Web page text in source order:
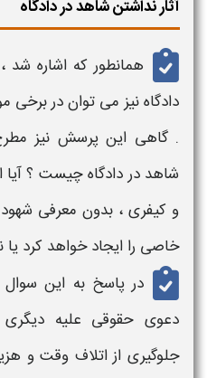
آثار نداشتن شاهد در دادگاه
همانطور که اشاره شد
دادگاهنیز می توان در برخی
. گاهی این پرسش نیز
شاهد در دادگاه چیست ؟
و کیفری ، بدون معرفی شهود
خاصی را ایجاد خواهد کرد یا
در پاسخ به این سوال
دعوی حقوقی علیه
جلوگیری از اتلاف وقت و